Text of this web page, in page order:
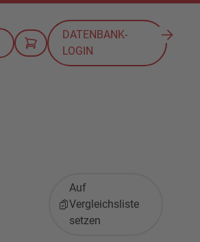
DATENBANK-
LOGIN
Auf
Vergleichsliste
setzen